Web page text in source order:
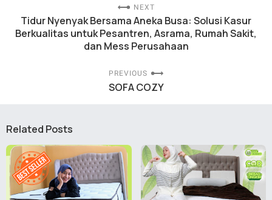
NEXT
Tidur Nyenyak Bersama Aneka Busa: Solusi Kasur
Berkualitas untuk Pesantren, Asrama, Rumah Sakit,
dan Mess Perusahaan
PREVIOUS
SOFA COZY
Related Posts